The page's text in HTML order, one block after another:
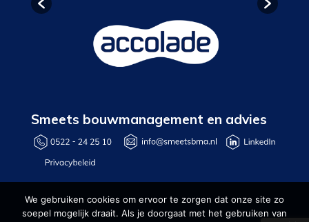
Smeets bouwmanagement en advies
We gebruiken cookies om ervoor te zorgen dat onze site zo
soepel mogelijk draait. Als je doorgaat met het gebruiken van